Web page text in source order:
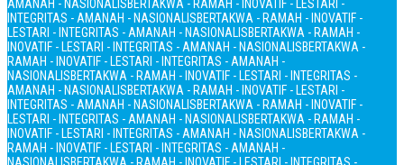
AMANAH - NASIONALISBERTAKWA - RAMAH - INOVATIF - LESTARI -
INTEGRITAS - AMANAH - NASIONALISBERTAKWA - RAMAH - INOVATIF -
LESTARI - INTEGRITAS - AMANAH - NASIONALISBERTAKWA - RAMAH -
INOVATIF - LESTARI - INTEGRITAS - AMANAH - NASIONALISBERTAKWA -
RAMAH - INOVATIF - LESTARI - INTEGRITAS - AMANAH -
NASIONALISBERTAKWA - RAMAH - INOVATIF - LESTARI - INTEGRITAS -
AMANAH - NASIONALISBERTAKWA - RAMAH - INOVATIF - LESTARI -
INTEGRITAS - AMANAH - NASIONALISBERTAKWA - RAMAH - INOVATIF -
LESTARI - INTEGRITAS - AMANAH - NASIONALISBERTAKWA - RAMAH -
INOVATIF - LESTARI - INTEGRITAS - AMANAH - NASIONALISBERTAKWA -
RAMAH - INOVATIF - LESTARI - INTEGRITAS - AMANAH -